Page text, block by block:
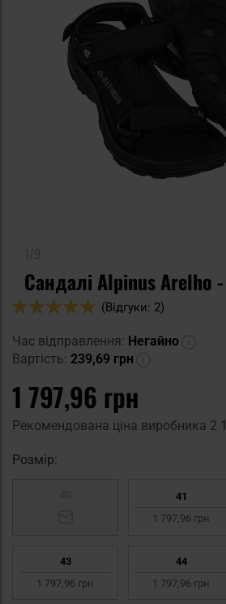
Сандалі Alpinus Arelho
Оцінка:
(Відгуки: 2)
Час відправлення: Негайно
Вартість: 239,69 грн
1 797,96 грн
Рекомендована ціна виробника 2
Pозмір:
41
1 797,96 грн
43
1 797,96 грн
44
1 797,96 грн